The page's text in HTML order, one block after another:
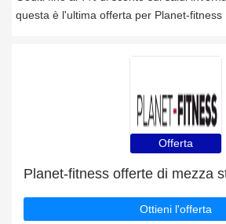
questa è l'ultima offerta per Planet-fitness
Offerta
Ottieni l'offerta